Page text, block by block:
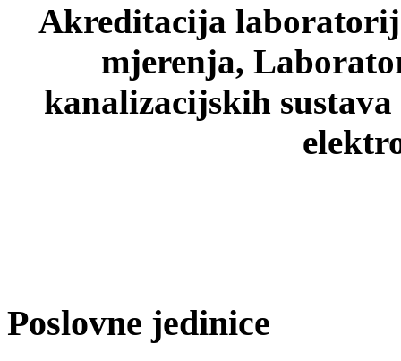
Akreditacija
mjerenja,
kanalizacijskih
Poslovne jedinice